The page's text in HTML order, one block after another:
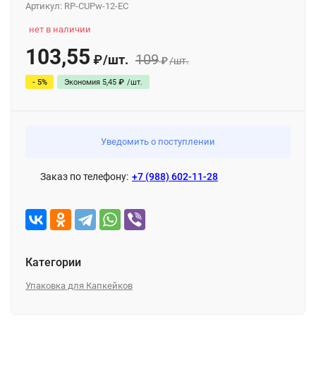
Артикул: RP-CUPw-12-EC
нет в наличии
103,55 ₽/шт. 109₽/шт.
- 5% Экономия 5,45 ₽ /шт.
Уведомить о поступлении
Заказ по телефону: +7 (988) 602-11-28
Категории
Упаковка для Капкейков